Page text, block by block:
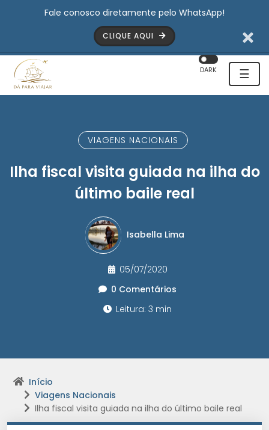
Fale conosco diretamente pelo WhatsApp!
CLIQUE AQUI
☰
DARK
VIAGENS NACIONAIS
Ilha fiscal visita guiada na ilha do
último baile real
Isabella Lima
05/07/2020
0 Comentários
Leitura: 3 min
Início
Viagens Nacionais
Ilha fiscal visita guiada na ilha do último baile real